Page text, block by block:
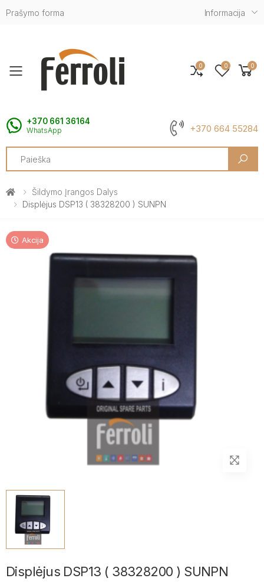
Prašymo forma Informacija
Toggle mobile menu
+370 661 36164
WhatsApp +370 664 55284
Search
0 0 0
Šildymo Įrangos Dalys
Displėjus DSP13 ( 38328200 ) SUNPN
Akcija
Displėjus DSP13 ( 38328200 ) SUNPN